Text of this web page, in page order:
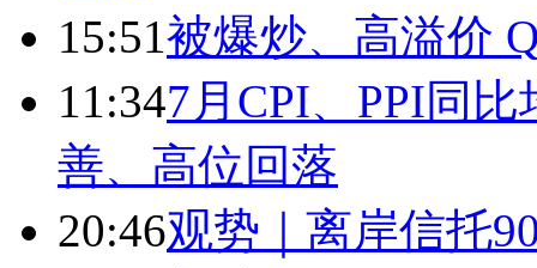
15:51被爆炒、高溢价
11:347月CPI、PPI同
善、高位回落
20:46观势｜离岸信托